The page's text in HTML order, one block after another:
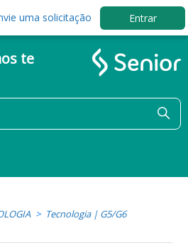
uma solicitação Entrar
te
Tecnologia | G5/G6